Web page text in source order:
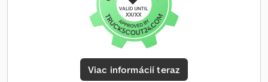
Viac informácií teraz